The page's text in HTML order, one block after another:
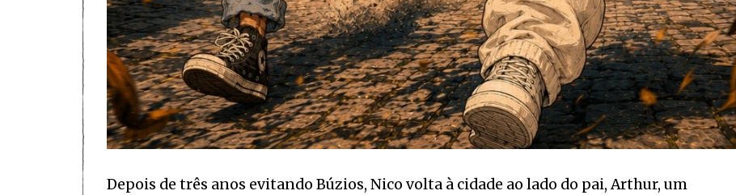
Depois de três anos evitando Búzios, Nico volta à cidade ao lado do pai, Arthur, um